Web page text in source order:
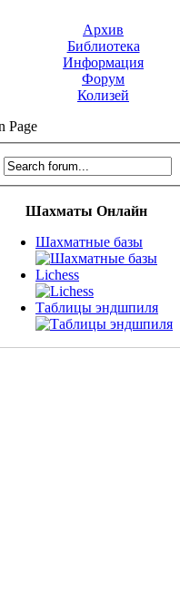
Архив
Библиотека
Информация
Форум
Колизей
Шахматы Онлайн
Шахматные базы
Lichess
Таблицы эндшпиля